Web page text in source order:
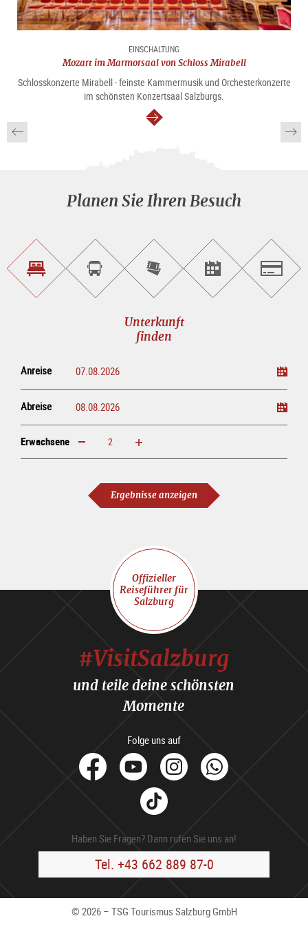
EINSCHALTUNG
Mozart im Marmorsaal von Schloss Mirabell
Schlosskonzerte Mirabell - feinste Kammermusik und Orchesterkonzerte
im schönsten Konzertsaal Salzburgs.
weiter
Planen Sie Ihren Besuch
Unterkunft<br>findenSightseeing<br>Tour
buchen
Tickets
online<br>kaufen
Events<br>finden
Unterkunft
finden
Anreise
Abreise
Erwachsene erhöhen verringern
Ergebnisse anzeigen
Offizieller
Reiseführer für
Salzburg
#VisitSalzburg
und teile deine schönsten
Momente
Folge uns auf
facebook
YoutubeInstagram
Tik
Tok
Haben Sie Fragen? Dann rufen Sie uns an!
Tel. +43 662 889 87-0
© 2026 – TSG Tourismus Salzburg GmbH